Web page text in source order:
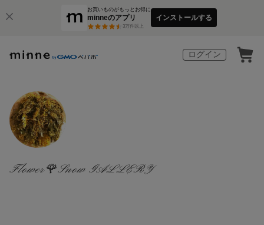
お買いものがもっとお得に
minneのアプリ
3万件以上
インストールする
ログイン
Flower🌹Snow GALLERY